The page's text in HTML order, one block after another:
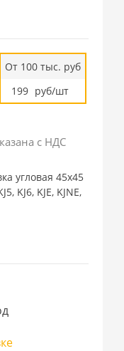
От 100 тыс. руб
199 руб/шт
с НДС
угловая 45x45
KJ6, KJE, KJNE,